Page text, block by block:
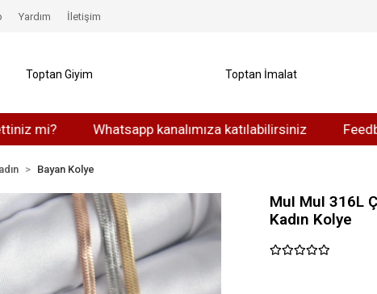
Whatsapp kanalımıza katılabilirsiniz Feedback
Yardım İletişim
Toptan Giyim Toptan İmalat
Bayan Kolye
MuI MuI 316L
Kadın Kolye